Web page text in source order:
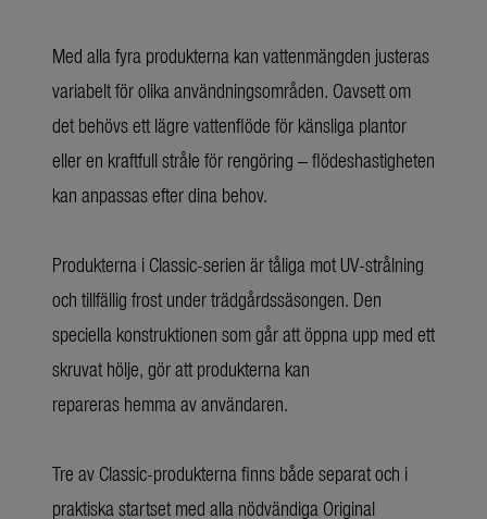
Med alla fyra produkterna kan vattenmängden justeras
variabelt för olika användningsområden. Oavsett om
det behövs ett lägre vattenflöde för känsliga plantor
eller en kraftfull stråle för rengöring – flödeshastigheten
kan anpassas efter dina behov.
Produkterna i Classic-serien är tåliga mot UV-strålning
och tillfällig frost under trädgårdssäsongen. Den
speciella konstruktionen som går att öppna upp med ett
skruvat hölje, gör att produkterna kan
repareras hemma av användaren.
Tre av Classic-produkterna finns både separat och i
praktiska startset med alla nödvändiga Original